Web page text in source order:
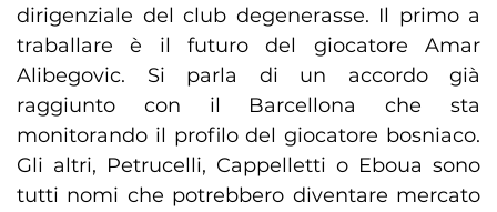
dirigenziale del club degenerasse. Il primo a
traballare è il futuro del giocatore Amar
Alibegovic. Si parla di un accordo già
raggiunto con il Barcellona che sta
monitorando il profilo del giocatore bosniaco.
Gli altri, Petrucelli, Cappelletti o Eboua sono
tutti nomi che potrebbero diventare mercato